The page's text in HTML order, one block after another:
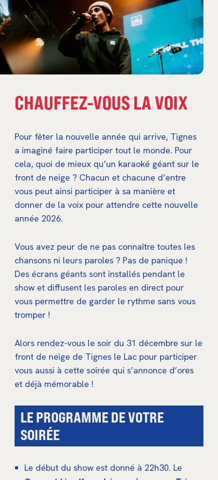
CHAUFFEZ-VOUS LA VOIX
Pour fêter la nouvelle année qui arrive, Tignes
a imaginé faire participer tout le monde. Pour
cela, quoi de mieux qu’un karaoké géant sur le
front de neige ? Chacun et chacune d’entre
vous peut ainsi participer à sa manière et
donner de la voix pour attendre cette nouvelle
année 2026.
Vous avez peur de ne pas connaître toutes les
chansons ni leurs paroles ? Pas de panique !
Des écrans géants sont installés pendant le
show et diffusent les paroles en direct pour
vous permettre de garder le rythme sans vous
tromper !
Alors rendez-vous le soir du 31 décembre sur le
front de neige de Tignes le Lac pour participer
vous aussi à cette soirée qui s’annonce d’ores
et déjà mémorable !
LE PROGRAMME DE VOTRE
SOIRÉE
Le début du show est donné à 22h30. Le